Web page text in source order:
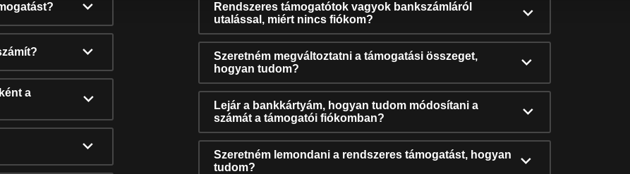
a
Rendszeres támogatótok vagyok bankszámláról
utalással, miért nincs fiókom?
Szeretném megváltoztatni a támogatási összeget,
hogyan tudom?
Lejár a bankkártyám, hogyan tudom módosítani a
számát a támogatói fiókomban?
Szeretném lemondani a rendszeres támogatást, hogyan
tudom?